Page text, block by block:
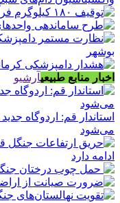
اخبار منابع طبیعیآرشیو
استاندار قم: اردوگاه
می‌شود